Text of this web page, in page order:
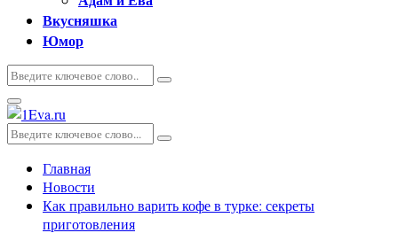
Вкусняшка
Юмор
Искать:
Поиск
Основное
меню
Искать:
Поиск
Главная
Новости
Как правильно варить кофе в турке: секреты
приготовления